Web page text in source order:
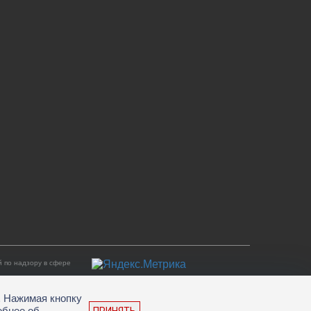
надзору в сфере
Нажимая кнопку